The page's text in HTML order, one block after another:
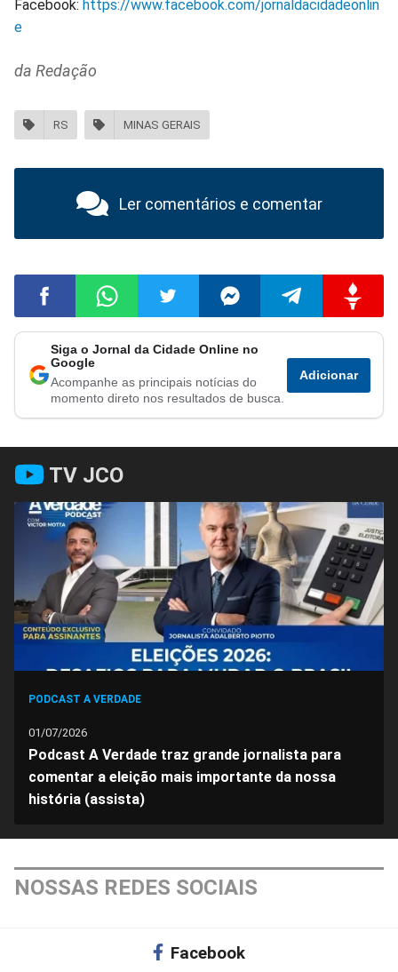
Facebook: https://www.facebook.com/jornaldacidadeonlin
e
da Redação
RS MINAS GERAIS
Ler comentários e comentar
Compartilhar
no
Facebook
Compartilhar
no
Whatsapp
Compartilhar
no
Twitter
Compartilhar
no
Messenger
Compartilhar
no
Telegram
no
Gettr
Siga o Jornal da Cidade Online no
Google
Acompanhe as principais notícias do
momento direto nos resultados de busca.
Adicionar
TV JCO
PODCAST A VERDADE
01/07/2026
Podcast A Verdade traz grande jornalista para
comentar a eleição mais importante da nossa
história (assista)
NOSSAS REDES SOCIAIS
Facebook